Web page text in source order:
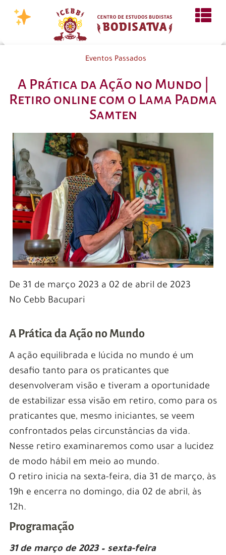
Eventos Passados
A Prática da Ação no Mundo |
Retiro online com o Lama Padma
Samten
De 31 de março 2023 a 02 de abril de 2023
No Cebb Bacupari
A Prática da Ação no Mundo
A ação equilibrada e lúcida no mundo é um
desafio tanto para os praticantes que
desenvolveram visão e tiveram a oportunidade
de estabilizar essa visão em retiro, como para os
praticantes que, mesmo iniciantes, se veem
confrontados pelas circunstâncias da vida.
Nesse retiro examinaremos como usar a lucidez
de modo hábil em meio ao mundo.
O retiro inicia na sexta-feira, dia 31 de março, às
19h e encerra no domingo, dia 02 de abril, às
12h.
Programação
31 de março de 2023 – sexta-feira